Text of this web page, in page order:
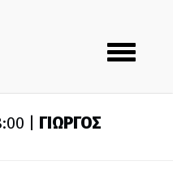
Toggle
navigation
| ΓΙΩΡΓΟΣ